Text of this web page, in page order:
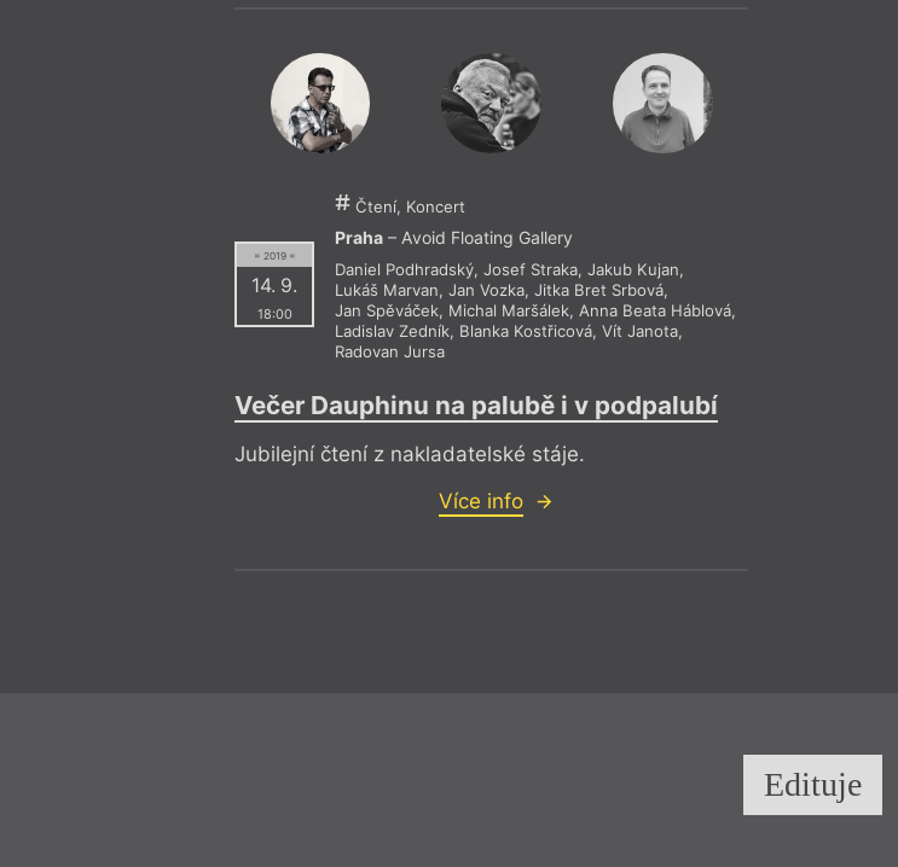
= 2019 =
14. 9.
18:00
Čtení, Koncert
Praha – Avoid Floating Gallery
Daniel Podhradský,Josef Straka,Jakub Kujan,
Lukáš Marvan,Jan Vozka,Jitka Bret Srbová,
Jan Spěváček, Michal Maršálek, Anna Beata Háblová,
Ladislav Zedník, Blanka Kostřicová,Vít Janota,
Radovan Jursa
Večer Dauphinu na palubě i v podpalubí
Jubilejní čtení z nakladatelské stáje.
Více info
Edituje